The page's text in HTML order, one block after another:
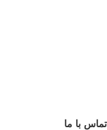
تماس با ما